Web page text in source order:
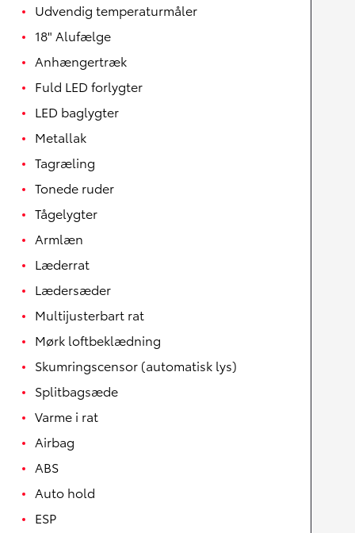
Udvendig temperaturmåler
18" Alufælge
Anhængertræk
Fuld LED forlygter
LED baglygter
Metallak
Tagræling
Tonede ruder
Tågelygter
Armlæn
Læderrat
Lædersæder
Multijusterbart rat
Mørk loftbeklædning
Skumringscensor (automatisk lys)
Splitbagsæde
Varme i rat
Airbag
ABS
Auto hold
ESP